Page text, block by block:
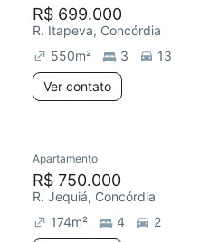
R$ 699.000
R. Itapeva, Concórdia
550m² 3
13
Ver contato
Apartamento
R$ 750.000
R. Jequiá, Concórdia
174m² 4
2